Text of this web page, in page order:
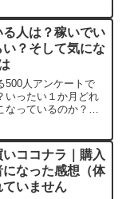
クリックすると…
「一億円分配砲」
たいなものが、若
のお金」を目指さ
ます。
人は？稼いでい
？そして気にな
500人アンケートで
いったい１か月どれ
なっているのか？そ
ココナラ｜購入
なった感想（体
いません